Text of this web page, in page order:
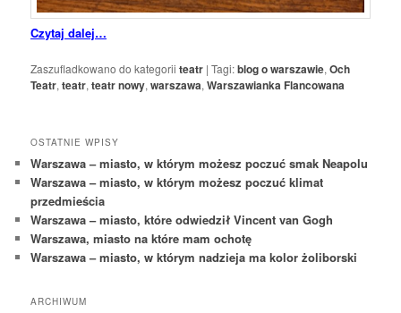
Czytaj dalej…
Zaszufladkowano do kategorii teatr |Tagi:blog o warszawie,Och
Teatr,teatr,teatr nowy,warszawa,Warszawianka Flancowana
OSTATNIE WPISY
Warszawa – miasto, w którym możesz poczuć smak Neapolu
Warszawa – miasto, w którym możesz poczuć klimat
przedmieścia
Warszawa – miasto, które odwiedził Vincent van Gogh
Warszawa, miasto na które mam ochotę
Warszawa – miasto, w którym nadzieja ma kolor żoliborski
ARCHIWUM